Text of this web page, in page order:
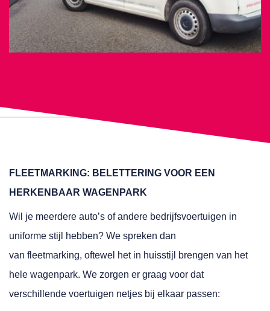
FLEETMARKING: BELETTERING VOOR EEN
HERKENBAAR WAGENPARK
Wil je meerdere auto’s of andere bedrijfsvoertuigen in
uniforme stijl hebben? We spreken dan
van fleetmarking, oftewel het in huisstijl brengen van het
hele wagenpark. We zorgen er graag voor dat
verschillende voertuigen netjes bij elkaar passen: